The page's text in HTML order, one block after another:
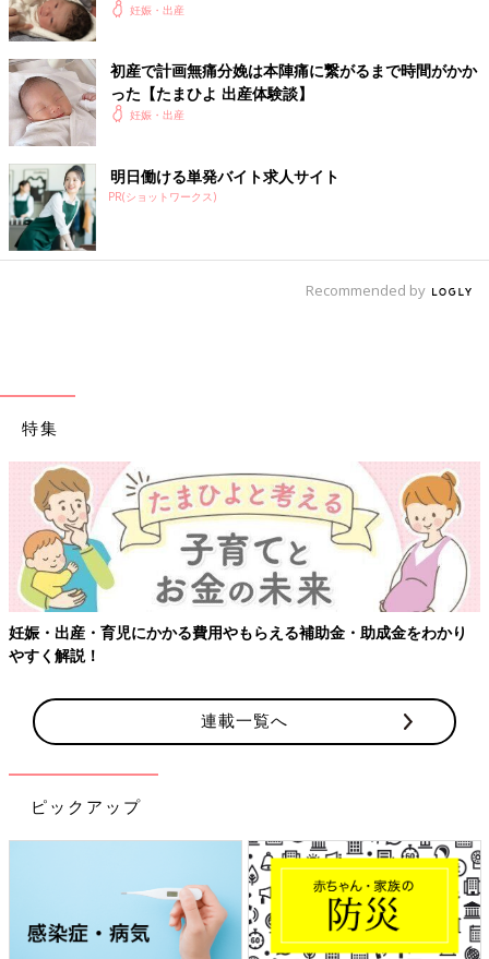
妊娠・出産
初産で計画無痛分娩は本陣痛に繋がるまで時間がかか
った【たまひよ 出産体験談】
妊娠・出産
明日働ける単発バイト求人サイト
PR(ショットワークス)
Recommended by
特集
妊娠・出産・育児にかかる費用やもらえる補助金・助成金をわかり
やすく解説！
連載一覧へ
ピックアップ